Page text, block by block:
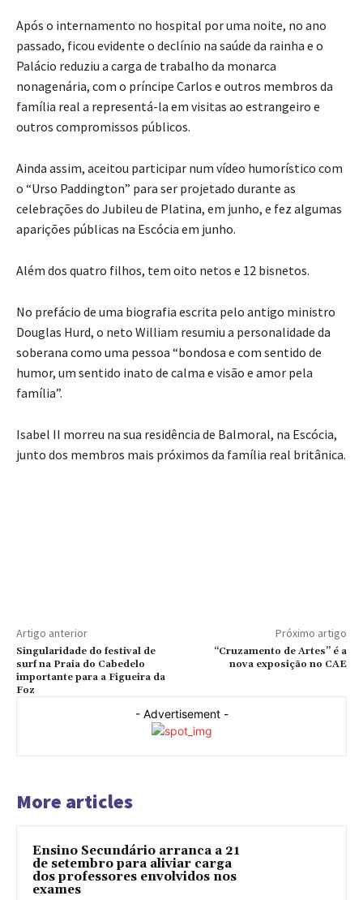
Após o internamento no hospital por uma noite, no ano
passado, ficou evidente o declínio na saúde da rainha e o
Palácio reduziu a carga de trabalho da monarca
nonagenária, com o príncipe Carlos e outros membros da
família real a representá-la em visitas ao estrangeiro e
outros compromissos públicos.
Ainda assim, aceitou participar num vídeo humorístico com
o “Urso Paddington” para ser projetado durante as
celebrações do Jubileu de Platina, em junho, e fez algumas
aparições públicas na Escócia em junho.
Além dos quatro filhos, tem oito netos e 12 bisnetos.
No prefácio de uma biografia escrita pelo antigo ministro
Douglas Hurd, o neto William resumiu a personalidade da
soberana como uma pessoa “bondosa e com sentido de
humor, um sentido inato de calma e visão e amor pela
família”.
Isabel II morreu na sua residência de Balmoral, na Escócia,
junto dos membros mais próximos da família real britânica.
Artigo anterior
Singularidade do festival de
surf na Praia do Cabedelo
importante para a Figueira da
Foz
Próximo artigo
“Cruzamento de Artes” é a
nova exposição no CAE
- Advertisement -
More articles
Ensino Secundário arranca a 21
de setembro para aliviar carga
dos professores envolvidos nos
exames